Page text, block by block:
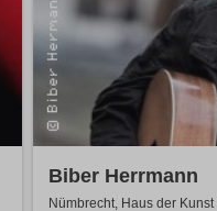
Biber Herrmann
Nümbrecht, Haus der